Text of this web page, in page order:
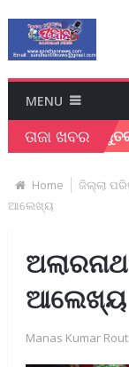
MENU
ତାଜା ଖବର
ଗୁରୁତର l
Home ଜିଲ୍ଲା
ଆଲେଖ୍ୟ
ଆଲେଖ୍ୟ
Manas Kumar Rout